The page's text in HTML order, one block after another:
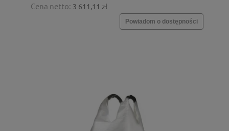
Cena netto: 3 611,11 zł
Powiadom o dostępności